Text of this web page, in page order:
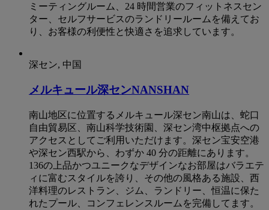
ミーティングルーム、24 時間営業のフィットネスセン
ター、セルフサービスのランドリールームを備えてお
り、お客様の利便性と快適さを追求しています。
深セン, 中国
メルキュール深センNANSHAN
南山地区に位置するメルキュール深セン南山は、蛇口
自由貿易区、南山科学技術園、深セン湾中枢拠点への
アクセスとしてご利用いただけます。深セン宝安空港
や深セン西駅から、わずか 40 分の距離にあります。
136の上品かつユニークなデザインなお部屋はバラエテ
ィに富むスタイルを誇り、その他の風格ある施設、西
洋料理のレストラン、ジム、ランドリー、恒温に保た
れたプール、コンフェレンスルームを完備してます。